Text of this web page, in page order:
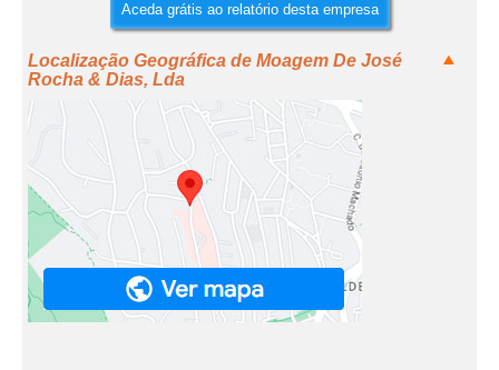
Aceda grátis ao relatório desta empresa
Localização Geográfica de Moagem De José
Rocha & Dias, Lda